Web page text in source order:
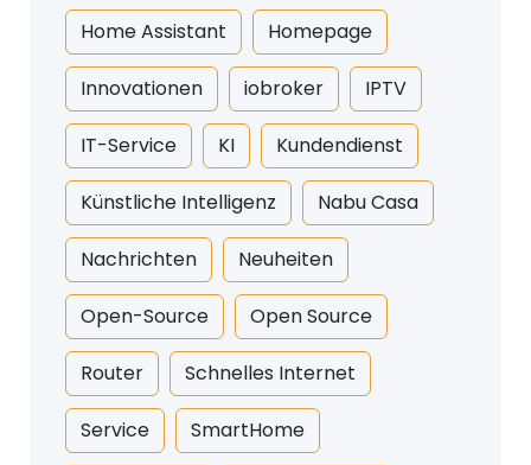
Home Assistant Homepage
Innovationen iobroker IPTV
IT-Service KI Kundendienst
Künstliche Intelligenz Nabu Casa
Nachrichten Neuheiten
Open-Source Open Source
Router Schnelles Internet
Service SmartHome